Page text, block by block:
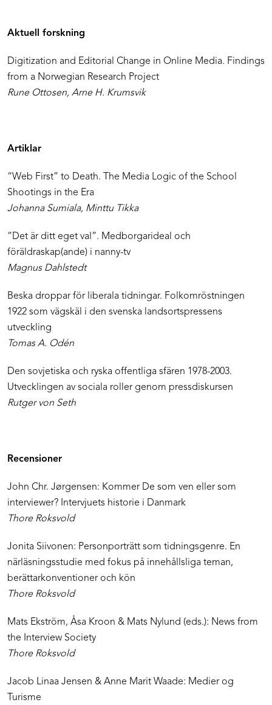
Aktuell forskning
Digitization and Editorial Change in Online Media. Findings
from a Norwegian Research Project
Rune Ottosen, Arne H. Krumsvik
Artiklar
“Web First” to Death. The Media Logic of the School
Shootings in the Era
Johanna Sumiala, Minttu Tikka
”Det är ditt eget val”. Medborgarideal och
föräldraskap(ande) i nanny-tv
Magnus Dahlstedt
Beska droppar för liberala tidningar. Folkomröstningen
1922 som vägskäl i den svenska landsortspressens
utveckling
Tomas A. Odén
Den sovjetiska och ryska offentliga sfären 1978-2003.
Utvecklingen av sociala roller genom pressdiskursen
Rutger von Seth
Recensioner
John Chr. Jørgensen: Kommer De som ven eller som
interviewer? Intervjuets historie i Danmark
Thore Roksvold
Jonita Siivonen: Personporträtt som tidningsgenre. En
närläsningsstudie med fokus på innehållsliga teman,
berättarkonventioner och kön
Thore Roksvold
Mats Ekström, Åsa Kroon & Mats Nylund (eds.): News from
the Interview Society
Thore Roksvold
Jacob Linaa Jensen & Anne Marit Waade: Medier og
Turisme